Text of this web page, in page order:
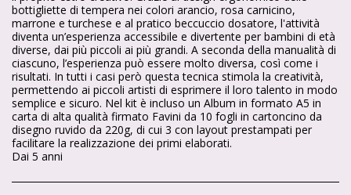
bottigliette di tempera nei colori arancio, rosa carnicino,
marrone e turchese e al pratico beccuccio dosatore, l'attività
diventa un’esperienza accessibile e divertente per bambini di età
diverse, dai più piccoli ai più grandi. A seconda della manualità di
ciascuno, l’esperienza può essere molto diversa, così come i
risultati. In tutti i casi però questa tecnica stimola la creatività,
permettendo ai piccoli artisti di esprimere il loro talento in modo
semplice e sicuro. Nel kit è incluso un Album in formato A5 in
carta di alta qualità firmato Favini da 10 fogli in cartoncino da
disegno ruvido da 220g, di cui 3 con layout prestampati per
facilitare la realizzazione dei primi elaborati.
Dai 5 anni